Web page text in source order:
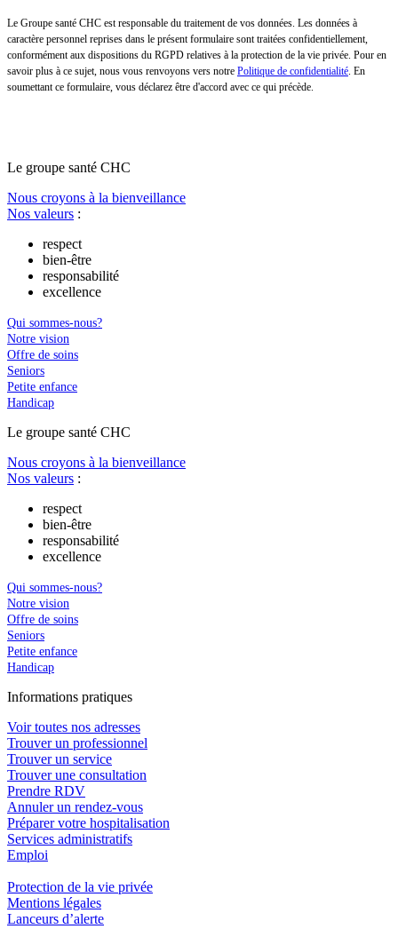
Le Groupe santé CHC est responsable du traitement de vos données. Les données à
caractère personnel reprises dans le présent formulaire sont traitées confidentiellement,
conformément aux dispositions du RGPD relatives à la protection de la vie privée. Pour en
savoir plus à ce sujet, nous vous renvoyons vers notre Politique de confidentialité. En
soumettant ce formulaire, vous déclarez être d'accord avec ce qui précède.
Le groupe santé CHC
Nous croyons à la bienveillance
Nos valeurs :
respect
bien-être
responsabilité
excellence
Qui sommes-nous?
Notre vision
Offre de soins
Seniors
Petite enfance
Handicap
Le groupe santé CHC
Nous croyons à la bienveillance
Nos valeurs :
respect
bien-être
responsabilité
excellence
Qui sommes-nous?
Notre vision
Offre de soins
Seniors
Petite enfance
Handicap
Informations pratiques
Voir toutes nos adresses
Trouver un professionnel
Trouver un service
Trouver une consultation
Prendre RDV
Annuler un rendez-vous
Préparer votre hospitalisation
Services administratifs
Emploi​
Protection de la vie privée
Mentions légales
Lanceurs d’alerte